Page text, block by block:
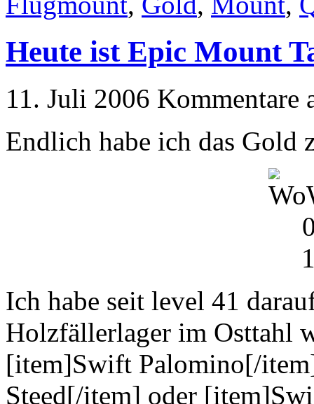
Heute ist Epic Mount
11. Juli 2006 Kommentare
Endlich habe ich das Gold
Ich habe seit level 41
Holzfällerlager im Osttahl
[item]Swift Palomino[/
Steed[/item] oder